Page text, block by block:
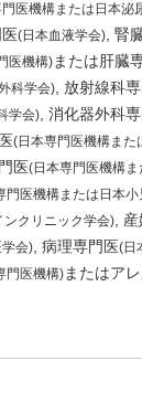
医機構または日本泌
(日本血液学会) 腎
医機構)または肝臓
科学会) 放射線科
学会) 消化器外科
(日本専門医機構また
医(日本専門医機構
門医機構または日本
ンクリニック学会)
会) 病理専門医(日
門医機構)またはア